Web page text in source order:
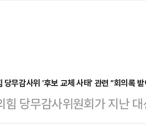
당무감사위 '후보 교체 사태' 관련 "회의록
힘 당무감사위원회가 지난
수 전 국무총리로 바꾸려고